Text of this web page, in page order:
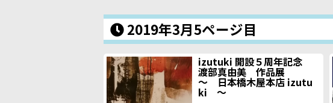
2019年3月5ページ目
izutuki 開設５周年記念
渡部真由美 作品展
～ 日本橋木屋本店 izutu
ki ～